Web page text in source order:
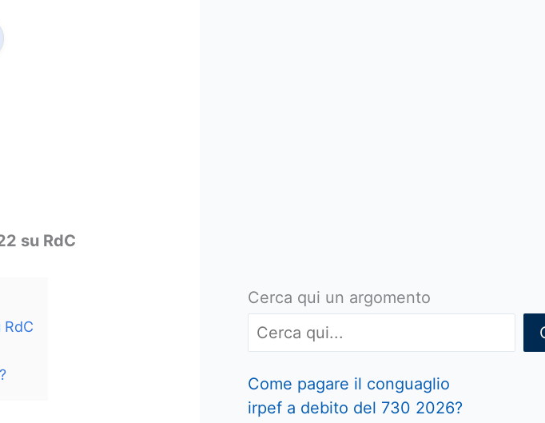
su RdC
RdC
Cerca qui un argomento
Come pagare il conguaglio
irpef a debito del 730 2026?